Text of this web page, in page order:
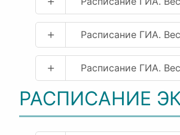
+ Расписание ГИА.
+ Расписание ГИА.
РАСПИСАНИЕ